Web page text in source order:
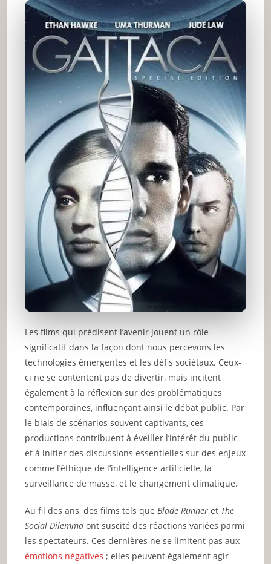
Les films qui prédisent l’avenir jouent un rôle
significatif dans la façon dont nous percevons les
technologies émergentes et les défis sociétaux. Ceux-
ci ne se contentent pas de divertir, mais incitent
également à la réflexion sur des problématiques
contemporaines, influençant ainsi le débat public. Par
le biais de scénarios souvent captivants, ces
productions contribuent à éveiller l’intérêt du public
et à initier des discussions essentielles sur des enjeux
comme l’éthique de l’intelligence artificielle, la
surveillance de masse, et le changement climatique.
Au fil des ans, des films tels que Blade Runner et The
Social Dilemma ont suscité des réactions variées parmi
les spectateurs. Ces dernières ne se limitent pas aux
émotions négatives ; elles peuvent également agir